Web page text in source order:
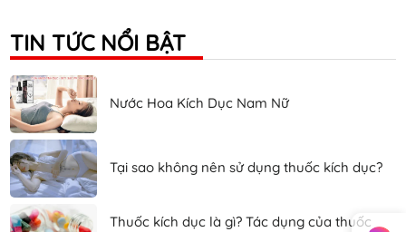
TIN TỨC NỔI BẬT
Nước Hoa Kích Dục Nam Nữ
Tại sao không nên sử dụng thuốc kích dục?
Thuốc kích dục là gì? Tác dụng của thuốc